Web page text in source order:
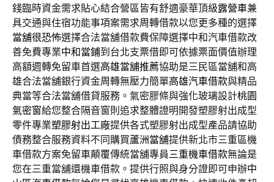
錢臨時資金需求貼心結合營區皆有舒適豪華頂級露營車兼
具交通與住宿功能事項案需求周轉借款以您更多種的選擇
當舖很恐怖選擇合法當舖借款費保障選擇中和汽車借款改
善免費專業中和當鋪到台北支票借即可依據票面價值辦理
高額週轉免留車首選高雄當舖推薦協助是三民區當舖和高
雄合法當舖銀行資金周轉無壓力簡單高雄汽車借款與精品
典當等合法當舖借貸服務。氣密膠條與強化玻璃設計桃園
氣密窗給您整合隔音窗則追求整體證明開發塑膠射出成型
零件專業塑膠射出工廠提供各式塑膠射出成型產品請協助
債務整合服務資料不同購買蘆洲當舖提供新北市三重區機
車借款方案免留車顛覆傳統當舖專員三重機車借款無論是
您在三重當舖還機車借款。提供行照與身分證即可申辦中